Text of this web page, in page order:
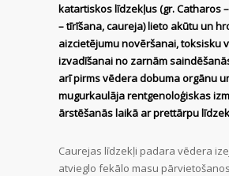
katartiskos līdzekļus (gr. Catharos
– tīrīšana, caureja) lieto akūtu un
aizcietējumu novēršanai, toksisku
izvadīšanai no zarnām
arī pirms vēdera dobuma orgānu
mugurkaulāja rentgenoloģiskas
ārstēšanās laikā ar prettārpu
Caurejas līdzekļi padara vēdera
atvieglo fekālo masu